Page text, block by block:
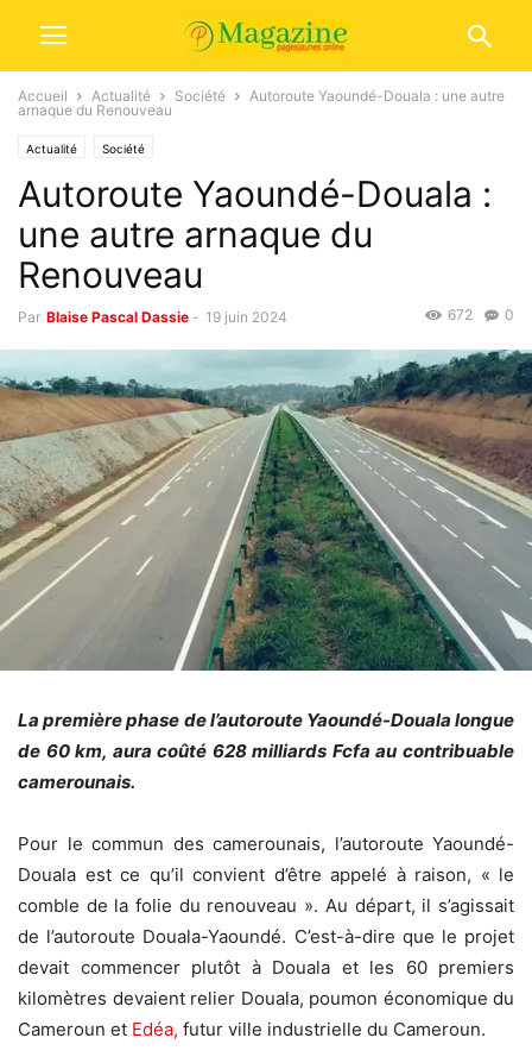
Accueil Actualité Société
Autoroute Yaoundé-Douala : une autre
arnaque du Renouveau
Actualité Société
Autoroute Yaoundé-Douala :
une autre arnaque du
Renouveau
Par Blaise Pascal Dassie - 19 juin 2024 0
672
La première phase de l’autoroute Yaoundé-Douala longue
de 60 km, aura coûté 628 milliards Fcfa au contribuable
camerounais.
Pour le commun des camerounais, l’autoroute Yaoundé-
Douala est ce qu’il convient d’être appelé à raison, « le
comble de la folie du renouveau ». Au départ, il s’agissait
de l’autoroute Douala-Yaoundé. C’est-à-dire que le projet
devait commencer plutôt à Douala et les 60 premiers
kilomètres devaient relier Douala, poumon économique du
Cameroun et Edéa, futur ville industrielle du Cameroun.